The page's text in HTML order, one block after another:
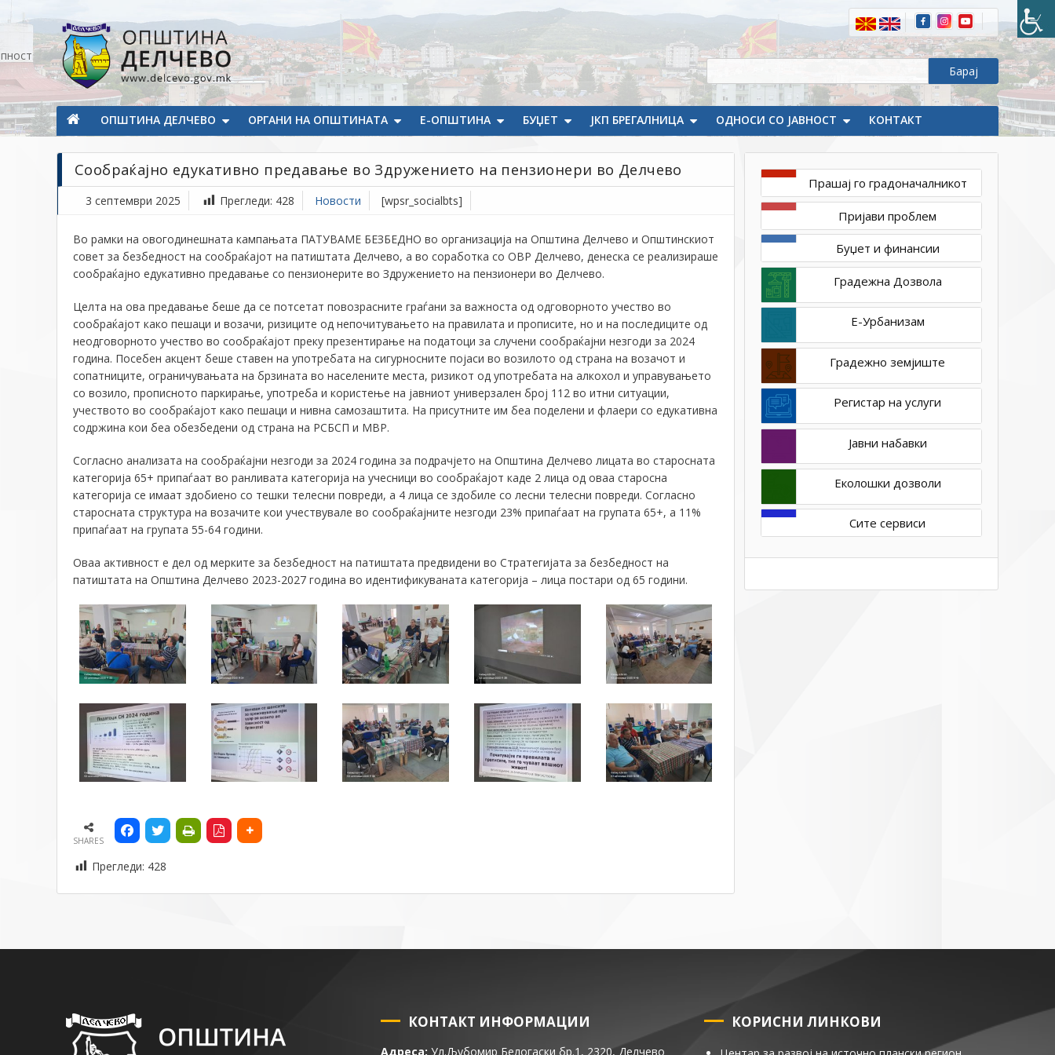
Општина Делчево
Општина Делчево
ОПШТИНА ДЕЛЧЕВО ОРГАНИ НА ОПШТИНАТА Е-ОПШТИНА БУЏЕТ ЈКП БРЕГАЛНИЦА ОДНОСИ СО ЈАВНОСТ КОНТАКТ
Сообраќајно едукативно предавање во Здружението на пензионери во Делчево
3 септември 2025 Прегледи: 428 Новости [wpsr_socialbts]
едукативно
предавање
Здружението
на
пензионери
во
Делчево
Во рамки на овогодинешната кампањата ПАТУВАМЕ БЕЗБЕДНО во организација на Општина Делчево и Општинскиот
совет за безбедност на сообраќајот на патиштата Делчево, а во соработка со ОВР Делчево, денеска се реализираше
сообраќајно едукативно предавање со пензионерите во Здружението на пензионери во Делчево.
Целта на ова предавање беше да се потсетат повозрасните граѓани за важноста од одговорното учество во
сообраќајот како пешаци и возачи, ризиците од непочитувањето на правилата и прописите, но и на последиците од
неодговорното учество во сообраќајот преку презентирање на податоци за случени сообраќајни незгоди за 2024
година. Посебен акцент беше ставен на употребата на сигурносните појаси во возилото од страна на возачот и
сопатниците, ограничувањата на брзината во населените места, ризикот од употребата на алкохол и управувањето
со возило, прописното паркирање, употреба и користење на јавниот универзален број 112 во итни ситуации,
учеството во сообраќајот како пешаци и нивна самозаштита. На присутните им беа поделени и флаери со едукативна
содржина кои беа обезбедени од страна на РСБСП и МВР.
Согласно анализата на сообраќајни незгоди за 2024 година за подрачјето на Општина Делчево лицата во старосната
категорија 65+ припаѓаат во ранливата категорија на учесници во сообраќајот каде 2 лица од оваа старосна
категорија се имаат здобиено со тешки телесни повреди, а 4 лица се здобиле со лесни телесни повреди. Согласно
старосната структура на возачите кои учествувале во сообраќајните незгоди 23% припаѓаат на групата 65+, а 11%
припаѓаат на групата 55-64 години.
Оваа активност е дел од мерките за безбедност на патиштата предвидени во Стратегијата за безбедност на
патиштата на Општина Делчево 2023-2027 година во идентификуваната категорија – лица постари од 65 години.
SHARES
Прегледи: 428
Прашај го градоначалникот
Пријави проблем
Буџет и финансии
Градежна Дозвола
Е-Урбанизам
Градежно земјиште
Регистар на услуги
Јавни набавки
Еколошки дозволи
Сите сервиси
КОНТАКТ ИНФОРМАЦИИ
Адреса: Ул.Љубомир Белогаски бр.1, 2320, Делчево
КОРИСНИ ЛИНКОВИ